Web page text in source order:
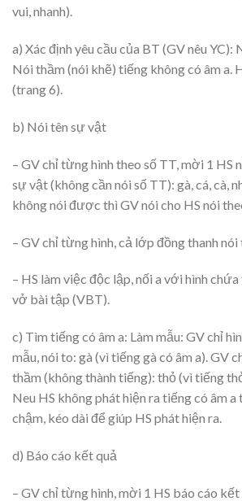
vui, nhanh).
a) Xác định yêu cầu của BT (GV nêu YC):
Nói thầm (nói khẽ) tiếng không có âm a.
(trang 6).
b) Nói tên sự vật
– GV chỉ từng hình theo số TT, mời 1 HS
sự vật (không cần nói số TT): gà, cá, cà,
không nói được thì GV nói cho HS nói
– GV chỉ từng hình, cả lớp đồng thanh
– HS làm việc độc lập, nối a với hình
vở bài tập (VBT).
c) Tìm tiếng có âm a: Làm mẫu: GV chỉ
mẫu, nói to: gà (vì tiếng gà có âm a). GV
thầm (không thành tiếng): thỏ (vì tiếng
Neu HS không phát hiện ra tiếng có âm
chậm, kéo dài để giúp HS phát hiện ra.
d) Báo cáo kết quả
– GV chỉ từng hình, mời 1 HS báo cáo kết